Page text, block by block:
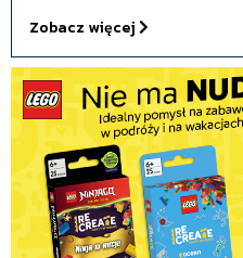
Zobacz więcej